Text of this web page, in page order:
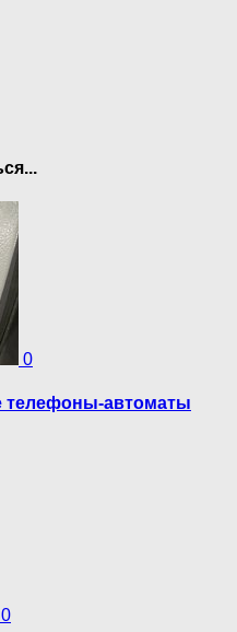
0
телефоны-автоматы
0